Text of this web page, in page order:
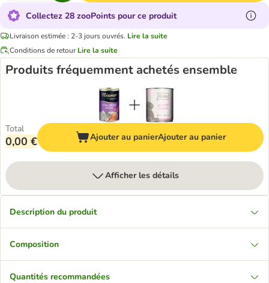
Collectez 28 zooPoints pour ce produit
Livraison estimée : 2-3 jours ouvrés. Lire la suite
Conditions de retour Lire la suite
Produits fréquemment achetés ensemble
Total
0,00 € Ajouter au panierAjouter au panier
Afficher les détails
Description du produit
Composition
Quantités recommandées